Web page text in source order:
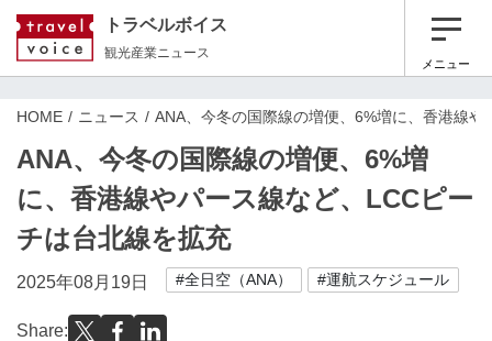
トラベルボイス
観光産業ニュース
メニュー
HOME ニュース ANA、今冬の国際線の増便、6%増に、香港線
ANA、今冬の国際線の増便、6%増
に、香港線やパース線など、LCCピー
チは台北線を拡充
2025年08月19日 #全日空（ANA） #運航スケジュール
Share: